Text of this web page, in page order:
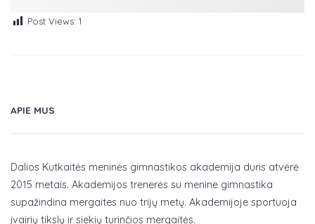
Post Views: 1
APIE MUS
Dalios Kutkaitės meninės gimnastikos akademija duris atvėrė
2015 metais. Akademijos trenerės su menine gimnastika
supažindina mergaites nuo trijų metų. Akademijoje sportuoja
įvairių tikslų ir siekių turinčios mergaitės.